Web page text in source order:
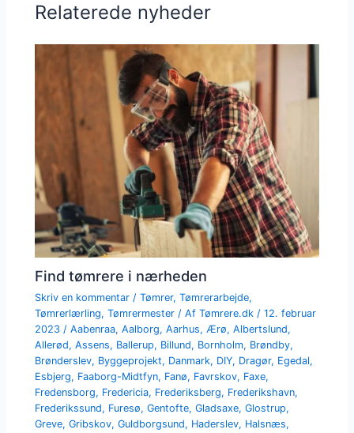
Relaterede nyheder
Find tømrere i nærheden
Skriv en kommentar /Tømrer,Tømrerarbejde,
Tømrerlærling,Tømrermester / AfTømrere.dk/12. februar
2023/Aabenraa,Aalborg,Aarhus,Ærø,Albertslund,
Allerød,Assens, Ballerup, Billund, Bornholm, Brøndby,
Brønderslev, Byggeprojekt, Danmark, DIY, Dragør, Egedal,
Esbjerg, Faaborg-Midtfyn, Fanø, Favrskov, Faxe,
Fredensborg, Fredericia, Frederiksberg, Frederikshavn,
Frederikssund, Furesø,Gentofte,Gladsaxe,Glostrup,
Greve,Gribskov,Guldborgsund, Haderslev, Halsnæs,